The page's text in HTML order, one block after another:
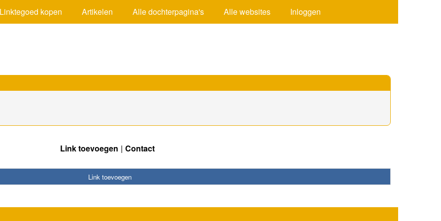
Linktegoed kopen Artikelen Alle dochterpagina's Alle websites Inloggen
Link toevoegen Contact
Link toevoegen